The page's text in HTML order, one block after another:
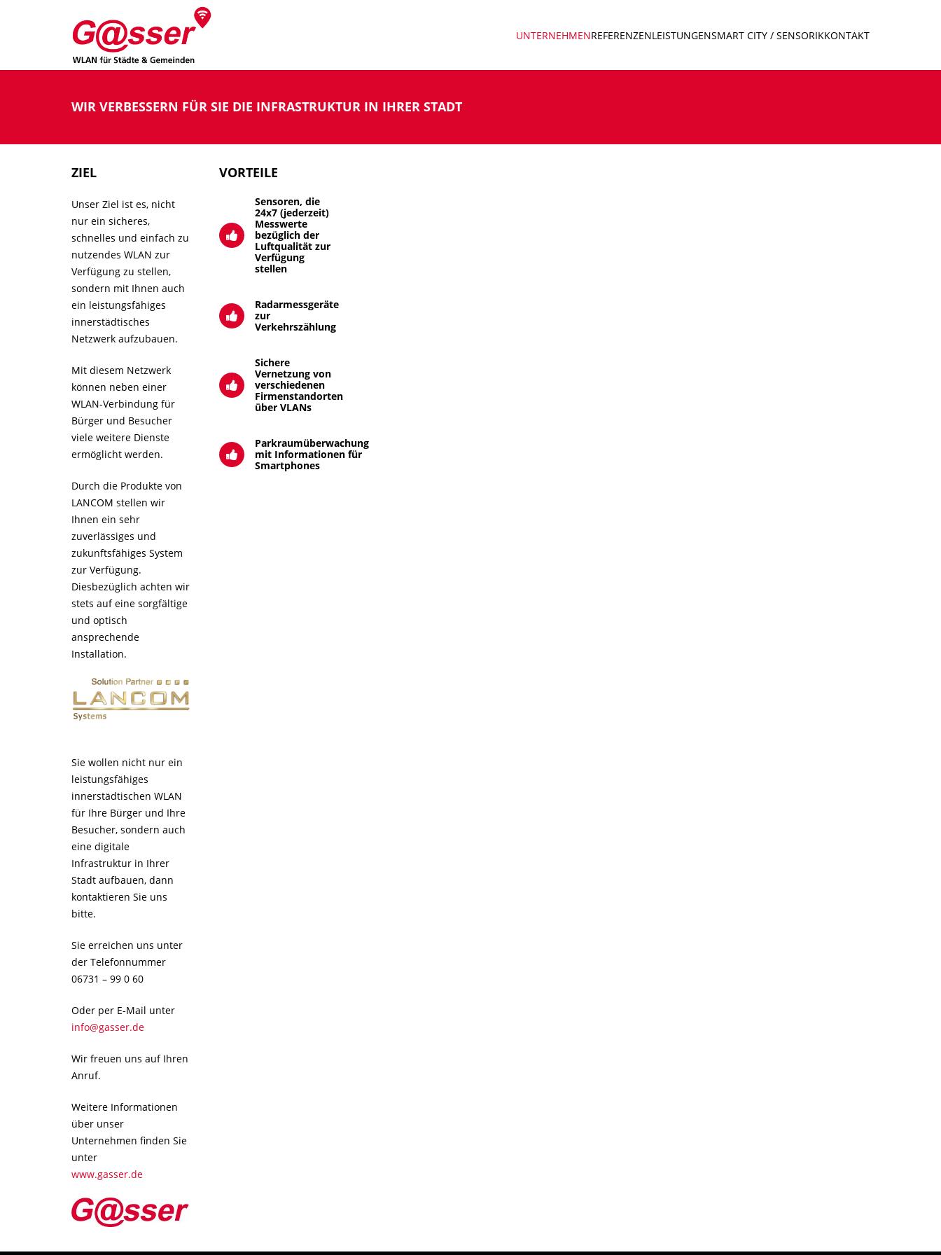
UNTERNEHMENREFERENZENLEISTUNGENSMART CITY / SENSORIKKONTAKT
WIR VERBESSERN FÜR SIE DIE INFRASTRUKTUR IN IHRER STADT
ZIEL
Unser Ziel ist es, nicht
nur ein sicheres,
schnelles und einfach zu
nutzendes WLAN zur
Verfügung zu stellen,
sondern mit Ihnen auch
ein leistungsfähiges
innerstädtisches
Netzwerk aufzubauen.
Mit diesem Netzwerk
können neben einer
WLAN-Verbindung für
Bürger und Besucher
viele weitere Dienste
ermöglicht werden.
Durch die Produkte von
LANCOM stellen wir
Ihnen ein sehr
zuverlässiges und
zukunftsfähiges System
zur Verfügung.
Diesbezüglich achten wir
stets auf eine sorgfältige
und optisch
ansprechende
Installation.
Sie wollen nicht nur ein
leistungsfähiges
innerstädtischen WLAN
für Ihre Bürger und Ihre
Besucher, sondern auch
eine digitale
Infrastruktur in Ihrer
Stadt aufbauen, dann
kontaktieren Sie uns
bitte.
Sie erreichen uns unter
der Telefonnummer
06731 – 99 0 60
Oder per E-Mail unter
info@gasser.de
Wir freuen uns auf Ihren
Anruf.
Weitere Informationen
über unser
Unternehmen finden Sie
unter
www.gasser.de
VORTEILE
Sensoren, die
24x7 (jederzeit)
Messwerte
bezüglich der
Luftqualität zur
Verfügung
stellen
Radarmessgeräte
zur
Verkehrszählung
Sichere
Vernetzung von
verschiedenen
Firmenstandorten
über VLANs
Parkraumüberwachung
mit Informationen für
Smartphones